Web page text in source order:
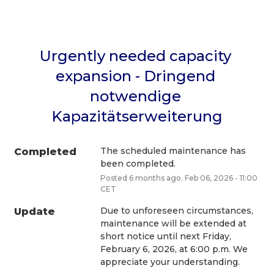
Urgently needed capacity
expansion - Dringend
notwendige
Kapazitätserweiterung
Completed
The scheduled maintenance has
been completed.
Posted 6months ago. Feb 06, 2026- 11:00
CET
Update
Due to unforeseen circumstances,
maintenance will be extended at
short notice until next Friday,
February 6, 2026, at 6:00 p.m. We
appreciate your understanding.